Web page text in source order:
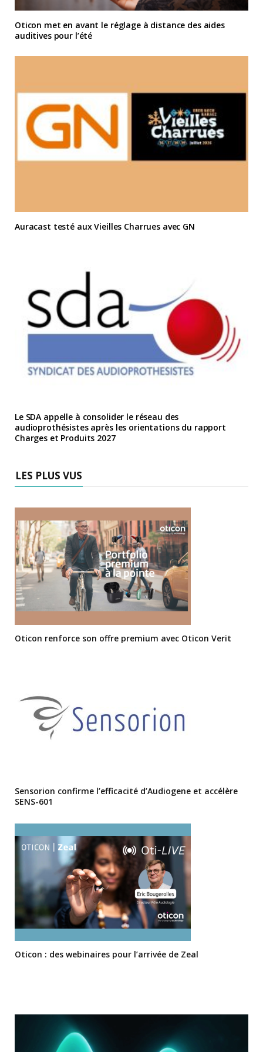
Oticon met en avant le réglage à distance des aides
auditives pour l’été
Auracast testé aux Vieilles Charrues avec GN
Le SDA appelle à consolider le réseau des
audioprothésistes après les orientations du rapport
Charges et Produits 2027
LES PLUS VUS
Oticon renforce son offre premium avec Oticon Verit
Sensorion confirme l’efficacité d’Audiogene et accélère
SENS-601
Oticon : des webinaires pour l’arrivée de Zeal